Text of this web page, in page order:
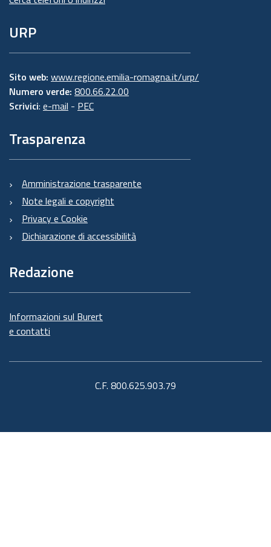
URP
Sito web: www.regione.emilia-romagna.it/urp/
Numero verde: 800.66.22.00
Scrivici: e-mail - PEC
Trasparenza
Amministrazione trasparente
Note legali e copyright
Privacy e Cookie
Dichiarazione di accessibilità
Redazione
Informazioni sul Burert
e contatti
C.F. 800.625.903.79